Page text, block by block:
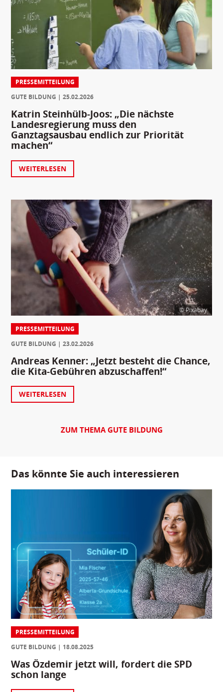
PRESSEMITTEILUNG
GUTE BILDUNG
25.02.2026
Katrin Steinhülb-Joos: „Die nächste
Landesregierung muss den
Ganztagsausbau endlich zur Priorität
machen“
WEITERLESEN
© Pixabay
PRESSEMITTEILUNG
GUTE BILDUNG
23.02.2026
Andreas Kenner: „Jetzt besteht die Chance,
die Kita-Gebühren abzuschaffen!“
WEITERLESEN
ZUM THEMA GUTE BILDUNG
Das könnte Sie auch interessieren
PRESSEMITTEILUNG
GUTE BILDUNG
18.08.2025
Was Özdemir jetzt will, fordert die SPD
schon lange